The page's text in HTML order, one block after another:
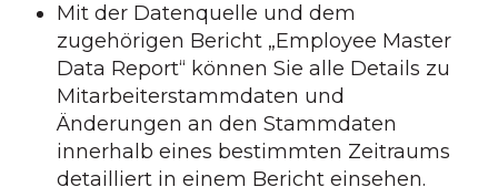
Mit der Datenquelle und dem
zugehörigen Bericht „Employee Master
Data Report“ können Sie alle Details zu
Mitarbeiterstammdaten und
Änderungen an den Stammdaten
innerhalb eines bestimmten Zeitraums
detailliert in einem Bericht einsehen.